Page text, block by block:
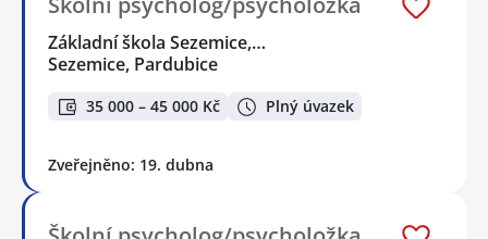
Základní škola Sezemice,…
Sezemice, Pardubice
35 000 – 45 000 Kč Plný úvazek
Zveřejněno: 19. dubna